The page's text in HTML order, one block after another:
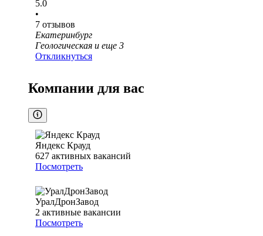
5.0
•
7 отзывов
Екатеринбург
Геологическая и еще 3
Откликнуться
Компании для вас
Яндекс Крауд
627 активных вакансий
Посмотреть
УралДронЗавод
2 активные вакансии
Посмотреть